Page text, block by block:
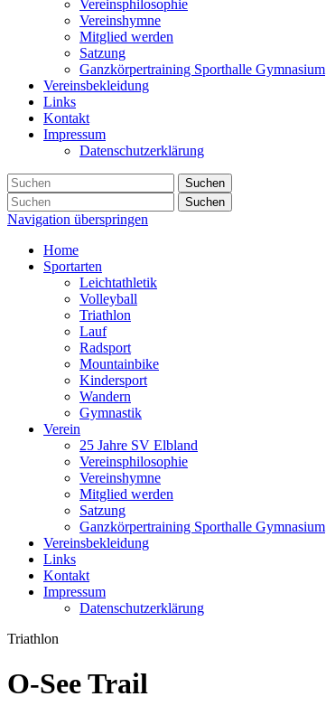
Vereinsphilosophie
Vereinshymne
Mitglied werden
Satzung
Ganzkörpertraining Sporthalle Gymnasium
Vereinsbekleidung
Links
Kontakt
Impressum
Datenschutzerklärung
Suchen
Suchen
Navigation überspringen
Home
Sportarten
Leichtathletik
Volleyball
Triathlon
Lauf
Radsport
Mountainbike
Kindersport
Wandern
Gymnastik
Verein
25 Jahre SV Elbland
Vereinsphilosophie
Vereinshymne
Mitglied werden
Satzung
Ganzkörpertraining Sporthalle Gymnasium
Vereinsbekleidung
Links
Kontakt
Impressum
Datenschutzerklärung
Triathlon
O-See Trail